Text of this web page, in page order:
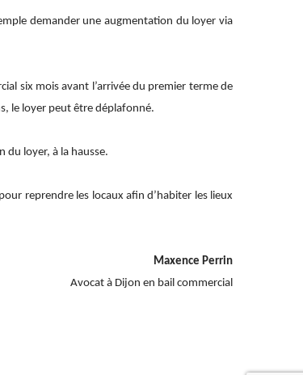
demander une augmentation du loyer via
six mois avant l’arrivée du premier terme de
le loyer peut être déplafonné.
du loyer, à la hausse.
reprendre les locaux afin d’habiter les lieux
Maxence Perrin
Avocat à Dijon en bail commercial